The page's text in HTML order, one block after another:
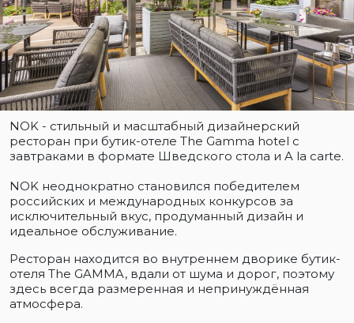
NOK - стильный и масштабный дизайнерский
ресторан при бутик-отеле The Gamma hotel с
завтраками в формате Шведского стола и A la carte.
NOK неоднократно становился победителем
российских и международных конкурсов за
исключительный вкус, продуманный дизайн и
идеальное обслуживание.
Ресторан находится во внутреннем дворике бутик-
отеля The GAMMA, вдали от шума и дорог, поэтому
здесь всегда размеренная и непринуждённая
атмосфера.